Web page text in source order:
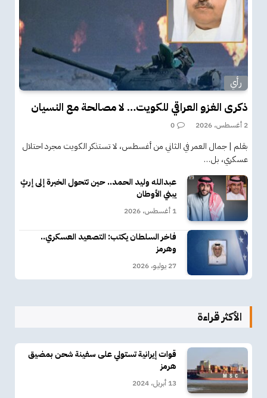
رأي
ذكرى الغزو العراقي للكويت… لا مصالحة مع النسيان
2 أغسطس، 2026 0
بقلم | جمال العمر في الثاني من أغسطس، لا تستذكر الكويت مجرد احتلال
عسكري، بل…
عبدالله وليد الحمد.. حين تتحول الخبرة إلى إرثٍ
يبني الأوطان
1 أغسطس، 2026
فاخر السلطان يكتب: التصعيد العسكري..
وهرمز
27 يوليو، 2026
الأكثر قراءة
قوات إيرانية تستولي على سفينة شحن بمضيق
هرمز
13 أبريل، 2024